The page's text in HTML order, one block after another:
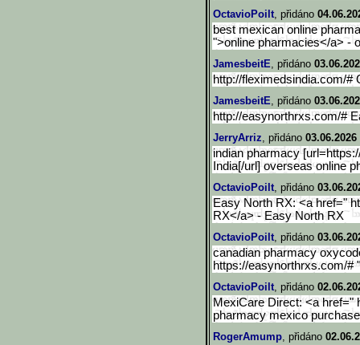
OctavioPoilt, přidáno
best mexican online
">online pharmacies</a> -
JamesbeitE, přidáno
http://fleximedsindia.com/#
JamesbeitE, přidáno
http://easynorthrxs.com/#
JerryArriz, přidáno 03.06.2026
indian pharmacy
India[/url] overseas online
OctavioPoilt, přidáno
Easy North RX: <a href="
RX</a> - Easy North RX
OctavioPoilt, přidáno
canadian pharmacy
https://easynorthrxs.com/#
OctavioPoilt, přidáno
MexiCare Direct: <a href="
pharmacy mexico
RogerAmump, přidáno